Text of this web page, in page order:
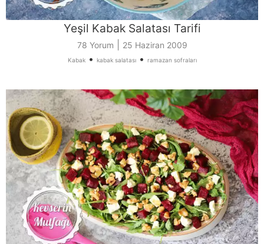
Yeşil Kabak Salatası Tarifi
78 Yorum 25 Haziran 2009
Kabak• kabak salatası• ramazan sofraları